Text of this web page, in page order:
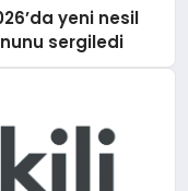
yeni nesil
sergiledi